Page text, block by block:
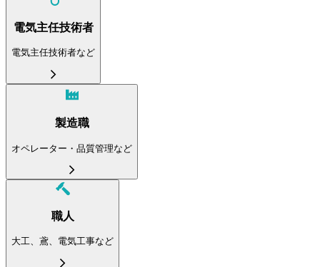
電気主任技術者
電気主任技術者など
製造職
オペレーター・品質管理など
職人
大工、鳶、電気工事など